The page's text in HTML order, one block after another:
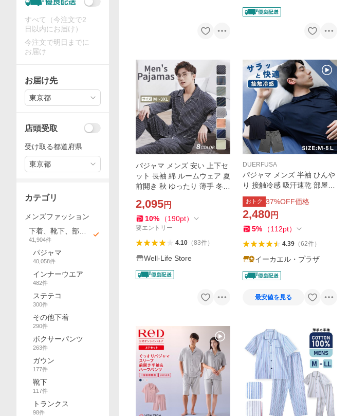
パジャマ メンズ 安い 上下セ
ット 長袖 綿 ルームウェア 夏
前開き 秋 ゆったり 薄手 冬
ズ 部屋着 プレゼント ストラ
イプ 無地
2,095円
10% （190pt）
要エントリー
4.10（83件）
Well-Life Store
DUERFUSA
パジャマ メンズ 半袖 ひんや
り 接触冷感 吸汗速乾 部屋着
ルームウェア Tシャツ ハー
フパンツ 上下 ドライ ストレ
おトク 37%OFF価格
2,480円
5% （112pt）
4.39（62件）
イーカエル・プラザ
最安値を見る
すべて（今注文で2
日以内にお届け）
今注文で明日までに
お届け
お届け先
東京都
店頭受取
受け取る都道府県
東京都
カテゴリ
メンズファッション
下着、靴下、部屋
着
41,904件
パジャマ
40,058件
インナーウエア
482件
ステテコ
300件
その他下着
290件
ボクサーパンツ
263件
ガウン
177件
靴下
117件
トランクス
98件